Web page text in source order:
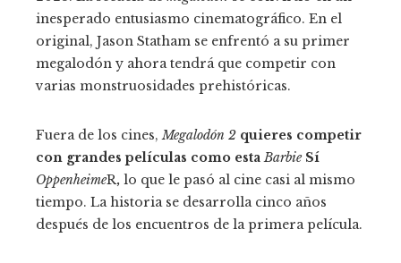
inesperado entusiasmo cinematográfico. En el
original, Jason Statham se enfrentó a su primer
megalodón y ahora tendrá que competir con
varias monstruosidades prehistóricas.
Fuera de los cines,Megalodón 2 quieres competir
con grandes películas como estaBarbie Sí
OppenheimeR, lo que le pasó al cine casi al mismo
tiempo. La historia se desarrolla cinco años
después de los encuentros de la primera película.